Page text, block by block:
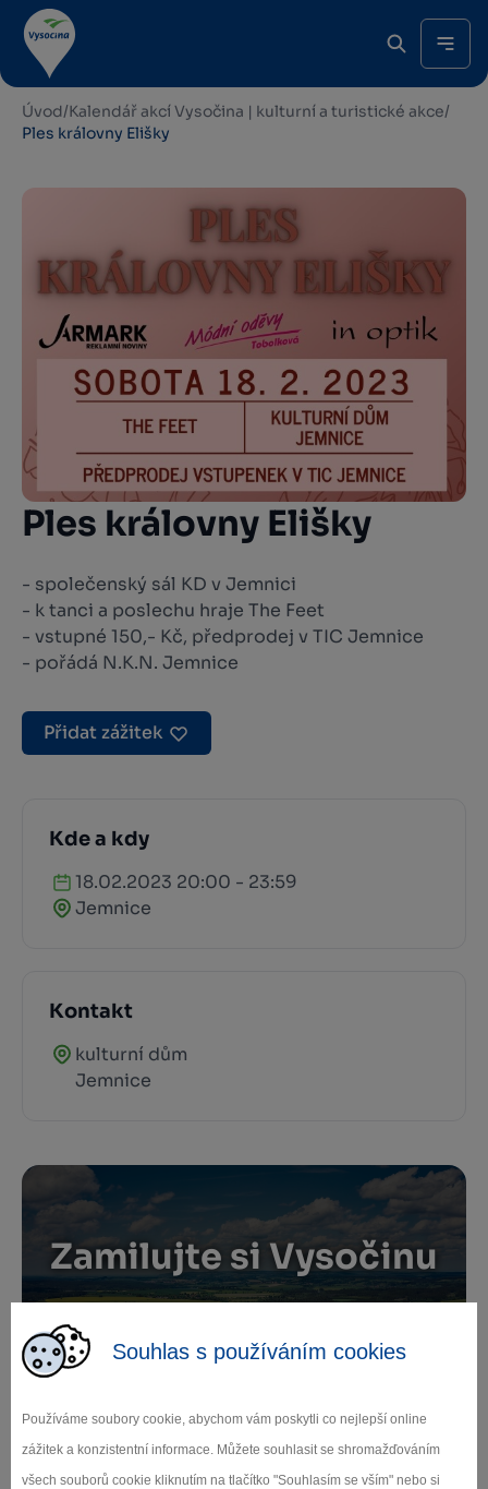
Souhlas s používáním cookies
Používáme soubory cookie, abychom vám poskytli co nejlepší online
zážitek a konzistentní informace. Můžete souhlasit se shromažďováním
všech souborů cookie kliknutím na tlačítko "Souhlasím se vším" nebo si
Úvod/Kalendář akcí Vysočina | kulturní a turistické akce/
Ples královny Elišky
Ples královny Elišky
- společenský sál KD v Jemnici
- k tanci a poslechu hraje The Feet
- vstupné 150,- Kč, předprodej v TIC Jemnice
- pořádá N.K.N. Jemnice
Přidat zážitek
Kde a kdy
18.02.2023 20:00 - 23:59
Jemnice
Kontakt
kulturní dům
Jemnice
Zamilujte si Vysočinu
Přihlaste se k odběru našeho newsletteru
o novinkách.
Záleží nám na ochraně osobních údajů.